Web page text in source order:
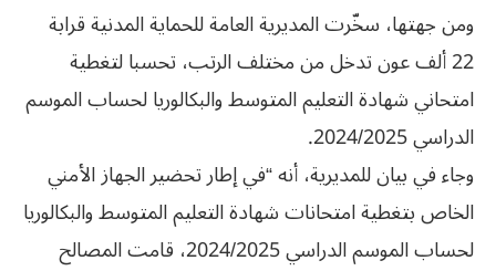
ومن جهتها، سخّرت المديرية العامة للحماية المدنية قرابة
22 ألف عون تدخل من مختلف الرتب، تحسبا لتغطية
امتحاني شهادة التعليم المتوسط والبكالوريا لحساب الموسم
الدراسي 2024/2025.
وجاء في بيان للمديرية، أنه “في إطار تحضير الجهاز الأمني
الخاص بتغطية امتحانات شهادة التعليم المتوسط والبكالوريا
لحساب الموسم الدراسي 2024/2025، قامت المصالح